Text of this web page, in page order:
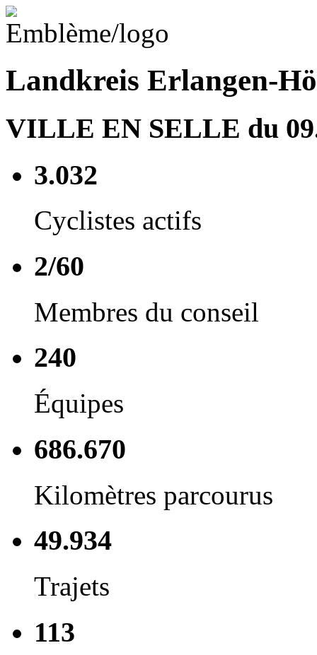
Landkreis Erlangen-
VILLE EN SELLE du
3.032
Cyclistes actifs
2/60
Membres du conseil
240
Équipes
686.670
Kilomètres parcourus
49.934
Trajets
113